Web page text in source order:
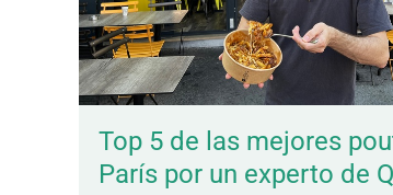
Top 5 de las mejores
París por un experto de